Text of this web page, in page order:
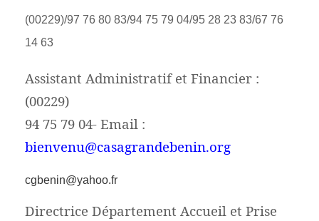
(00229)/97 76 80 83/94 75 79 04/95 28 23 83/67 76
14 63
Assistant Administratif et Financier :
(00229)
94 75 79 04- Email :
bienvenu@casagrandebenin.org
cgbenin@yahoo.fr
Directrice Département Accueil et Prise